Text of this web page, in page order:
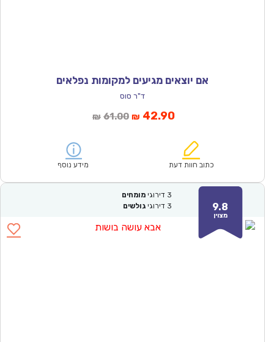
אם יוצאים מגיעים למקומות נפלאים
ד"ר סוס
₪ 61.00המחיר
₪61.00.
₪ 42.90
הוא:
כתוב חוות דעת מידע נוסף
דירוגימומחים
דירוגיגולשים